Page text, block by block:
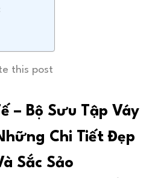
this post
– Bộ Sưu Tập Váy
Chi Tiết Đẹp
Sắc Sảo